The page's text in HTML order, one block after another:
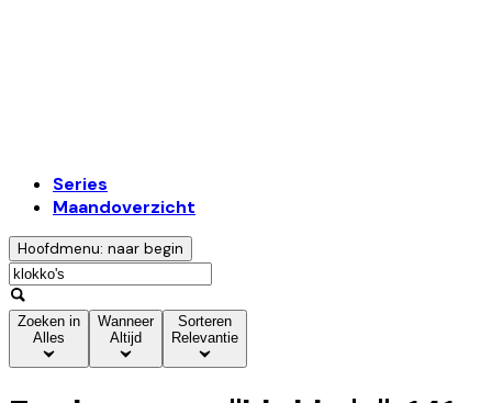
Series
Maandoverzicht
Hoofdmenu: naar begin
Zoeken in
Alles
Wanneer
Altijd
Sorteren
Relevantie